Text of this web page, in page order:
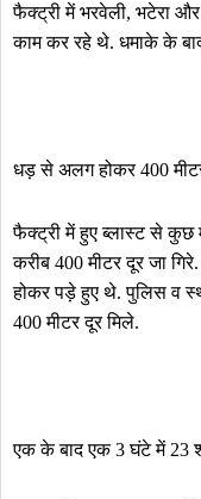
फैक्ट्री में भरवेली, भटेरा
काम कर रहे थे. धमाके के
धड़ से अलग होकर 400
फैक्ट्री में हुए ब्लास्ट से
करीब 400 मीटर दूर जा
होकर पड़े हुए थे. पुलिस व
400 मीटर दूर मिले.
एक के बाद एक 3 घंटे में 23